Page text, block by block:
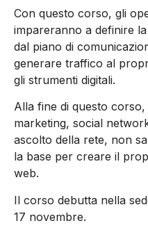
Con questo corso, gli
impareranno a definire
dal piano di
generare traffico al
gli strumenti digitali.
Alla fine di questo
marketing, social
ascolto della rete, non
la base per creare il
web.
Il corso debutta nella
17 novembre.